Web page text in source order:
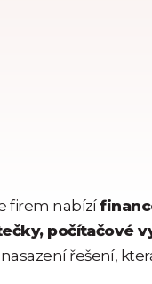
firem nabízí
počítačové
nasazení řešení,